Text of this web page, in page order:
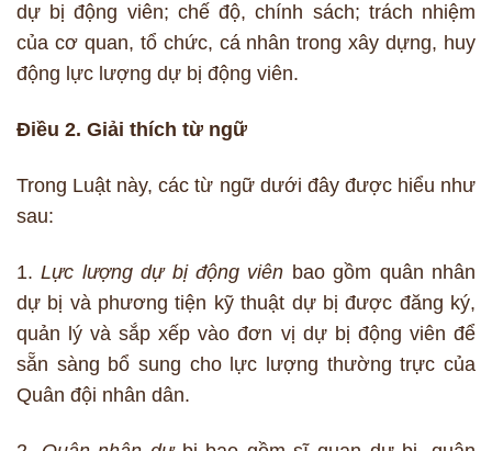
dự bị động viên; chế độ, chính sách; trách nhiệm
của cơ quan, tổ chức, cá nhân trong xây dựng, huy
động lực lượng dự bị động viên.
Điều 2. Giải thích từ ngữ
Trong Luật này, các từ ngữ dưới đây được hiểu như
sau:
1.Lực lượng dự bị động viên bao gồm quân nhân
dự bị và phương tiện kỹ thuật dự bị được đăng ký,
quản lý và sắp xếp vào đơn vị dự bị động viên để
sẵn sàng bổ sung cho lực lượng thường trực của
Quân đội nhân dân.